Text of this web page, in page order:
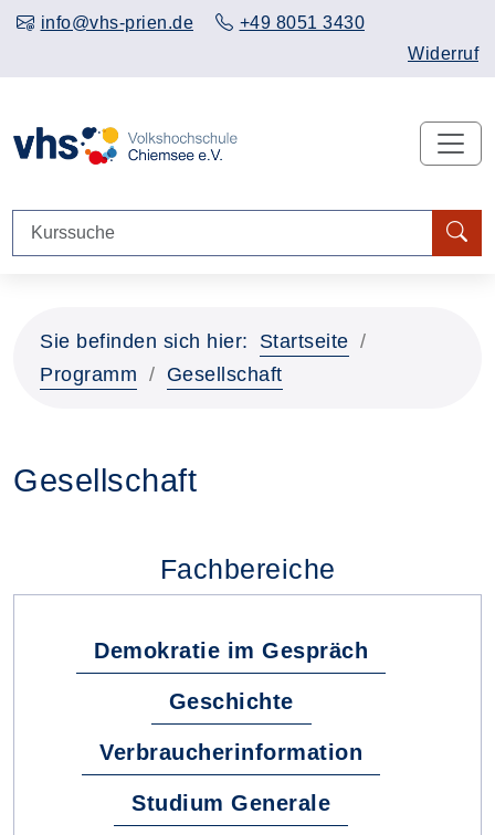
info@vhs-prien.de
+49 8051 3430
Widerruf
Sie befinden sich hier:
Startseite
Programm
Gesellschaft
Gesellschaft
Fachbereiche
Demokratie im Gespräch
Geschichte
Verbraucherinformation
Studium Generale